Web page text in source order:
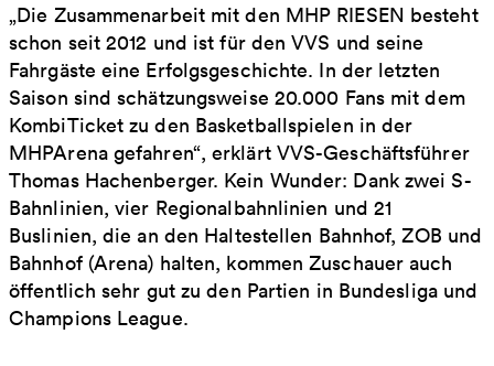
„Die Zusammenarbeit mit den MHP RIESEN besteht
schon seit 2012 und ist für den VVS und seine
Fahrgäste eine Erfolgsgeschichte. In der letzten
Saison sind schätzungsweise 20.000 Fans mit dem
KombiTicket zu den Basketballspielen in der
MHPArena gefahren“, erklärt VVS-Geschäftsführer
Thomas Hachenberger. Kein Wunder: Dank zwei S-
Bahnlinien, vier Regionalbahnlinien und 21
Buslinien, die an den Haltestellen Bahnhof, ZOB und
Bahnhof (Arena) halten, kommen Zuschauer auch
öffentlich sehr gut zu den Partien in Bundesliga und
Champions League.